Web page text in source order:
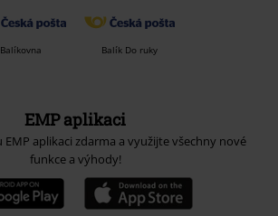
Balíkovna Balík Do ruky
EMP aplikaci
aplikaci zdarma a využijte všechny nové
funkce a výhody!